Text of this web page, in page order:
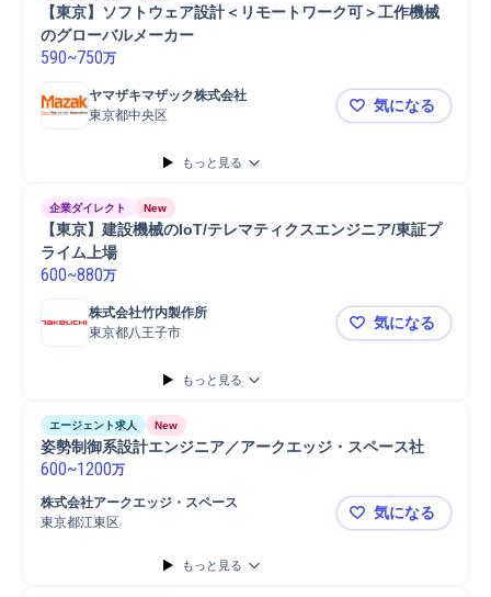
【東京】ソフトウェア設計＜リモートワーク可＞工作機械
のグローバルメーカー
590~750万
ヤマザキマザック株式会社
東京都中央区
【東京】ソ
気になる
もっと見る
企業ダイレクト New
【東京】建設機械のIoT/テレマティクスエンジニア/東証プ
ライム上場
600~880万
株式会社竹内製作所
東京都八王子市
【東京】建
気になる
もっと見る
エージェント求人 New
姿勢制御系設計エンジニア／アークエッジ・スペース社
600~1200万
株式会社アークエッジ・スペース
東京都江東区
姿勢制御系
気になる
もっと見る